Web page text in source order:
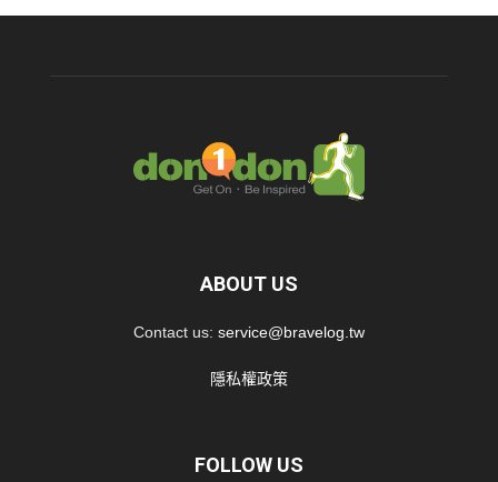
ABOUT US
Contact us: service@bravelog.tw
隱私權政策
FOLLOW US